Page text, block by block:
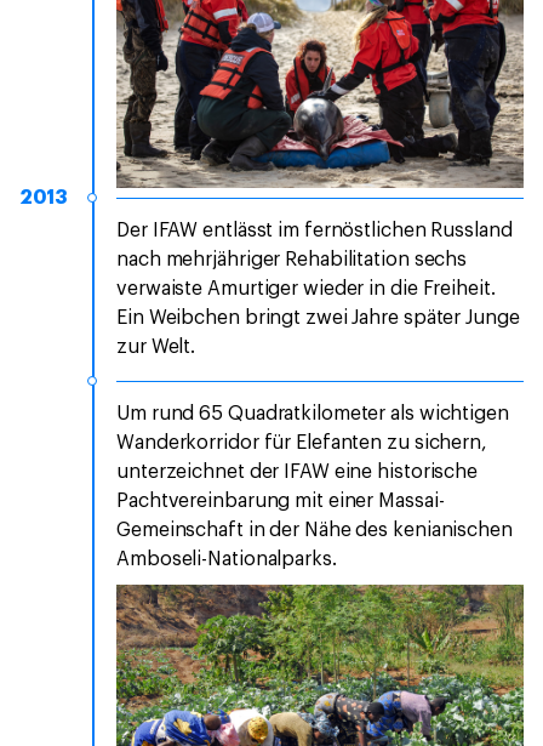
2013
Der IFAW entlässt im fernöstlichen Russland
nach mehrjähriger Rehabilitation sechs
verwaiste Amurtiger wieder in die Freiheit.
Ein Weibchen bringt zwei Jahre später Junge
zur Welt.
Um rund 65 Quadratkilometer als wichtigen
Wanderkorridor für Elefanten zu sichern,
unterzeichnet der IFAW eine historische
Pachtvereinbarung mit einer Massai-
Gemeinschaft in der Nähe des kenianischen
Amboseli-Nationalparks.